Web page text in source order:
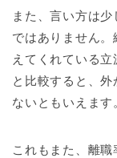
また、言い方は
ではありません
えてくれている
と比較すると、
ないともいえます
これもまた、離